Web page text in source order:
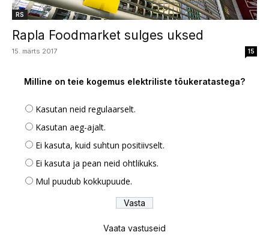
RS
Rapla Foodmarket sulges uksed
15. märts 2017 15
Milline on teie kogemus elektriliste tõukeratastega?
Kasutan neid regulaarselt.
Kasutan aeg-ajalt.
Ei kasuta, kuid suhtun positiivselt.
Ei kasuta ja pean neid ohtlikuks.
Mul puudub kokkupuude.
Vaata vastuseid